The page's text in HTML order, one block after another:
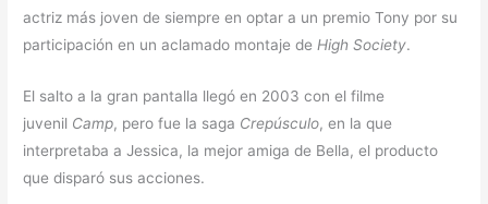
actriz más joven de siempre en optar a un premio Tony por su
participación en un aclamado montaje de High Society.
El salto a la gran pantalla llegó en 2003 con el filme
juvenil Camp, pero fue la saga Crepúsculo, en la que
interpretaba a Jessica, la mejor amiga de Bella, el producto
que disparó sus acciones.